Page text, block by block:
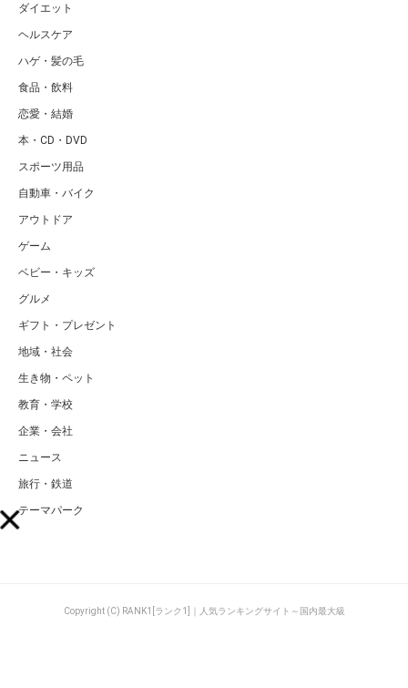
ダイエット
ヘルスケア
ハゲ・髪の毛
食品・飲料
恋愛・結婚
本・CD・DVD
スポーツ用品
自動車・バイク
アウトドア
ゲーム
ベビー・キッズ
グルメ
ギフト・プレゼント
地域・社会
生き物・ペット
教育・学校
企業・会社
ニュース
旅行・鉄道
テーマパーク
Copyright (C) RANK1[ランク1]｜人気ランキングサイト～国内最大級